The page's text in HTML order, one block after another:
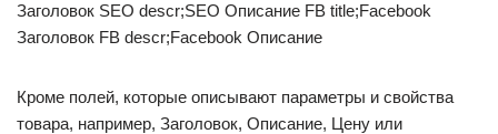
Заголовок SEO descr;SEO Описание FB title;Facebook
Заголовок FB descr;Facebook Описание
Кроме полей, которые описывают параметры и свойства
товара, например, Заголовок, Описание, Цену или